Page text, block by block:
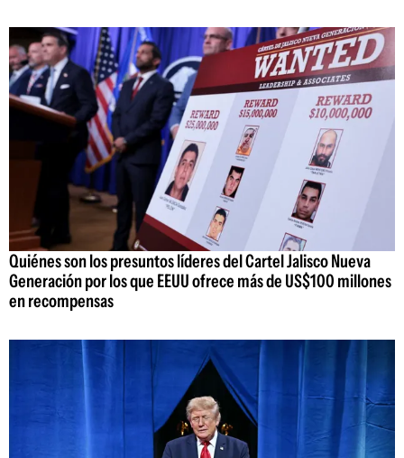
Quiénes son los presuntos líderes del Cartel Jalisco Nueva
Generación por los que EEUU ofrece más de US$100 millones
en recompensas